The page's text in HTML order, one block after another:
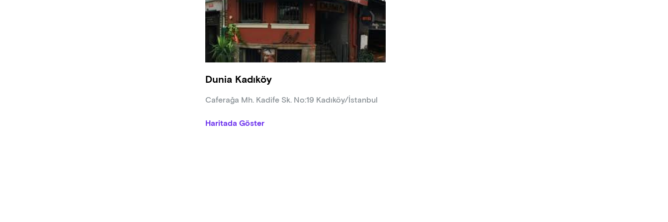
Dunia Kadıköy
Caferağa Mh. Kadife Sk. No:19 Kadıköy/İstanbul
Haritada Göster